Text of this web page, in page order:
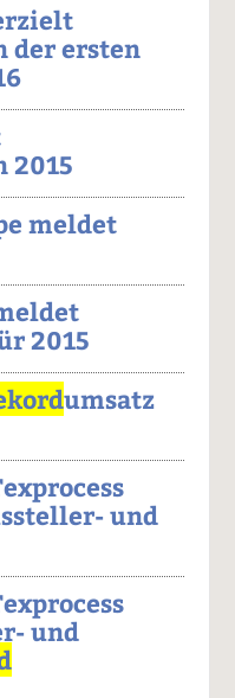
der ersten
2015
meldet
2015
umsatz
und
und